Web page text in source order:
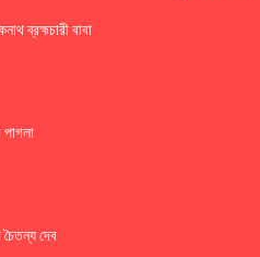
ব্রহ্মচারী বাবা
দেব